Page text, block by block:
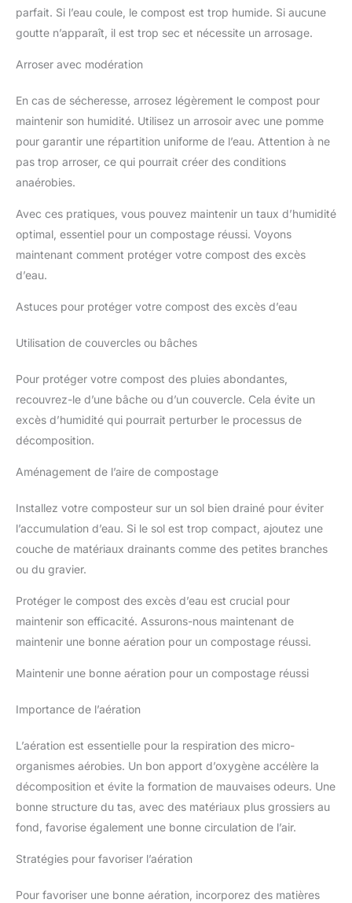
parfait. Si l’eau coule, le compost est trop humide. Si aucune
goutte n’apparaît, il est trop sec et nécessite un arrosage.
Arroser avec modération
En cas de sécheresse, arrosez légèrement le compost pour
maintenir son humidité. Utilisez un arrosoir avec une pomme
pour garantir une répartition uniforme de l’eau. Attention à ne
pas trop arroser, ce qui pourrait créer des conditions
anaérobies.
Avec ces pratiques, vous pouvez maintenir un taux d’humidité
optimal, essentiel pour un compostage réussi. Voyons
maintenant comment protéger votre compost des excès
d’eau.
Astuces pour protéger votre compost des excès d’eau
Utilisation de couvercles ou bâches
Pour protéger votre compost des pluies abondantes,
recouvrez-le d’une bâche ou d’un couvercle. Cela évite un
excès d’humidité qui pourrait perturber le processus de
décomposition.
Aménagement de l’aire de compostage
Installez votre composteur sur un sol bien drainé pour éviter
l’accumulation d’eau. Si le sol est trop compact, ajoutez une
couche de matériaux drainants comme des petites branches
ou du gravier.
Protéger le compost des excès d’eau est crucial pour
maintenir son efficacité. Assurons-nous maintenant de
maintenir une bonne aération pour un compostage réussi.
Maintenir une bonne aération pour un compostage réussi
Importance de l’aération
L’aération est essentielle pour la respiration des micro-
organismes aérobies. Un bon apport d’oxygène accélère la
décomposition et évite la formation de mauvaises odeurs. Une
bonne structure du tas, avec des matériaux plus grossiers au
fond, favorise également une bonne circulation de l’air.
Stratégies pour favoriser l’aération
Pour favoriser une bonne aération, incorporez des matières